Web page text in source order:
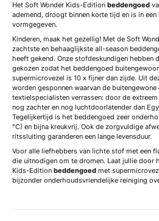
Het Soft Wonder Kids-Edition beddengoed
ademend, droogt binnen korte tijd en is in
vormgegeven.
Kinderen, maak het gezellig! Met de Soft
zachtste en behaaglijkste all-season
heeft gekend. Onze stofdeskundigen hebben
gekozen zodat het beddengoed
supermicrovezel is 10 x fijner dan zijde. Uit
worden gesponnen waarvan de
textielspecialisten verrassen: door de
nog zachter en nog luchtdoorlatender dan
Tegelijkertijd is het beddengoed zeer
°C) en bijna kreukvrij. Ook de zorgvuldige
ritssluiting garanderen een lange levensduur.
Voor alle liefhebbers van lichte stof met een
die uitnodigen om te dromen. Laat jullie door
Kids-Edition beddengoed met
bijzonder onderhoudsvriendelijke reiniging